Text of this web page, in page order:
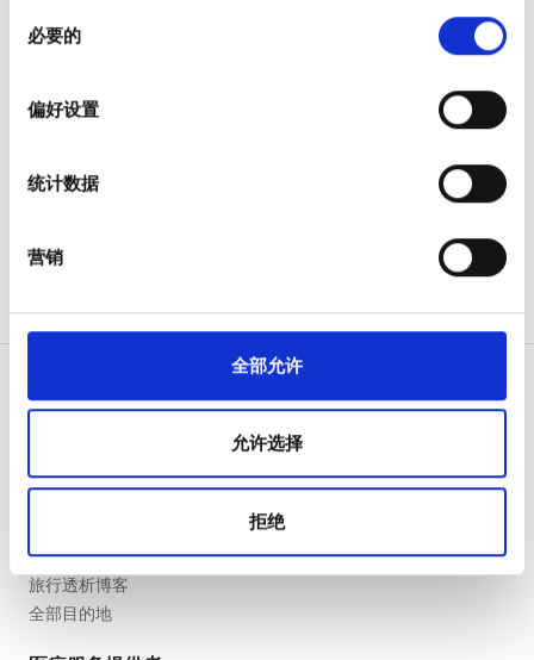
查找有关您的个人数据如何处理的更多信息，
并设置您的首选项。您可随时从Cookie声明中更改或撤回
我们使用 Cookie 来制作贴合用户需求的内容与广告、提供
体、广告和分析合作伙伴分享您对我们网站的使用情况，
必要的
偏好设置
统计数据
营销
全部允许
允许选择
拒绝
班次
晚上
评分
非常好
透析HD €345
预订
如何运作
团体咨询
旅行透析博客
全部目的地